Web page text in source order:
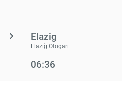
Elazig
Elazığ Otogarı
06:36